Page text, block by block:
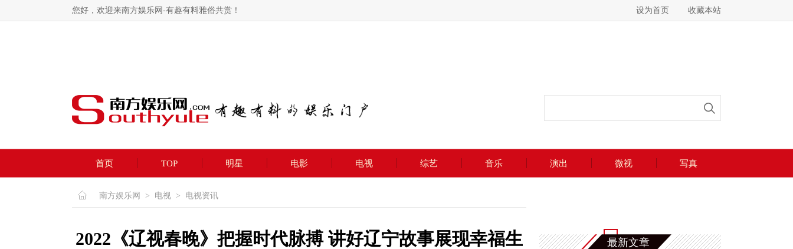
您好，欢迎来南方娱乐网-有趣有料雅俗共赏！ 设为首页 收藏本站
首页 TOP 明星 电影 电视 综艺 音乐 演出 微视 写真
南方娱乐网 > 电视 > 电视资讯
2022《辽视春晚》把握时代脉搏 讲好辽宁故事展现幸福生
最新文章